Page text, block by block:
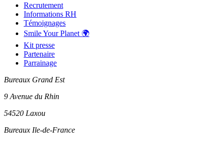
Recrutement
Informations RH
Témoignages
Smile Your Planet 🌍
Kit presse
Partenaire
Parrainage
Bureaux Grand Est
9 Avenue du Rhin
54520 Laxou
Bureaux Ile-de-France